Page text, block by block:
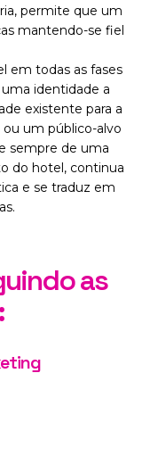
permite que um
mantendo-se fiel
em todas as fases
identidade a
existente para a
um público-alvo
sempre de uma
do hotel, continua
e se traduz em
as